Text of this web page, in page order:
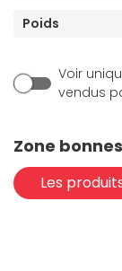
NVIDIA
NVIDIA
NVIDIA
NVIDIA
NVIDIA RTX
Poids
Voir
vendus
Zone
Les